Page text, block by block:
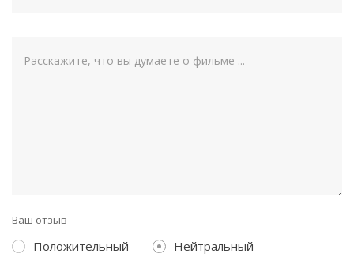
Ваш отзыв
Положительный
Нейтральный